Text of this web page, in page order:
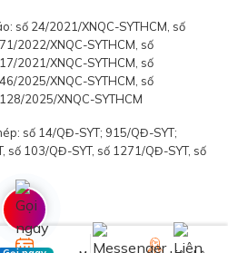
số 24/2021/XNQC-SYTHCM, số
2022/XNQC-SYTHCM, số
2021/XNQC-SYTHCM, số
2025/XNQC-SYTHCM, số
2025/XNQC-SYTHCM
số 14/QĐ-SYT; 915/QĐ-SYT;
103/QĐ-SYT, số 1271/QĐ-SYT, số